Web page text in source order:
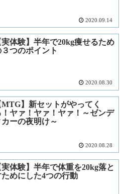
2020.09.14
実体験】半年で20kg痩せるため
３つのポイント
2020.08.30
MTG】新セットがやってく
！ヤァ！ヤァ！ヤァ！～ゼンデ
カーの夜明け～
2020.08.28
実体験】半年で体重を20kg落と
ためにした4つの行動